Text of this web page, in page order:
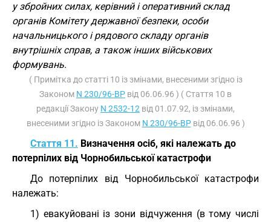
у збройних силах, керівний і оперативний склад
органів Комітету державної безпеки, особи
начальницького і рядового складу органів
внутрішніх справ, а також інших військових
формувань.
( Примітка до статті 10 із змінами, внесеними згідно із
Законом N 230/96-ВР від 06.06.96 ) ( Стаття 10 в
редакції Закону N 2532-12 від 01.07.92, із змінами,
внесеними згідно із Законом N 230/96-ВРвід 06.06.96 )
Стаття 11. Визначення осіб, які належать до
потерпілих від Чорнобильської катастрофи
До потерпілих від Чорнобильської катастрофи
належать:
1) евакуйовані із зони відчуження (в тому числі